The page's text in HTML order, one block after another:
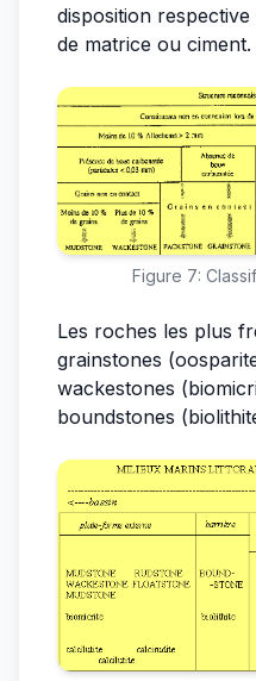
disposition
de matrice ou ciment.
Figure 7:
Les roches les plus
grainstones
wackestones
boundstones